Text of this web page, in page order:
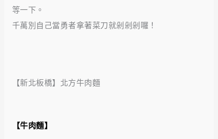
等一下。
千萬別自己當勇者拿著菜刀就剁剁剁囉！
【新北板橋】北方牛肉麵
【牛肉麵】